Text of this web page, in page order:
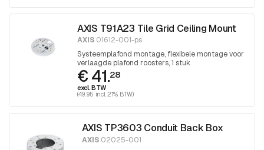
AXIS T91A23 Tile Grid Ceiling Mount
AXIS 01612-001-ps
Systeemplafond montage, flexibele montage voor
verlaagde plafond roosters, 1 stuk
€ 41.28
excl. BTW
(49.95 incl. 21% BTW)
AXIS TP3603 Conduit Back Box
AXIS02025-001